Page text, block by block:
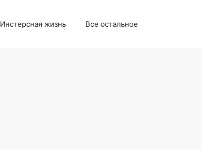
Инстерсная жизнь Все остальное